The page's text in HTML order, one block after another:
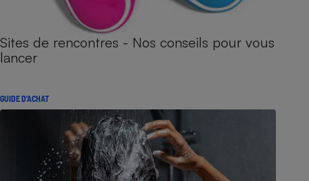
Sites de rencontres - Nos conseils pour vous
lancer
GUIDE D'ACHAT